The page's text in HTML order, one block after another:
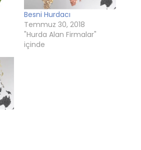
Besni Hurdacı
Temmuz 30, 2018
"Hurda Alan Firmalar"
içinde